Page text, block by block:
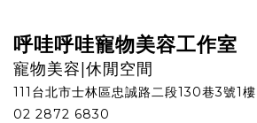
呼哇呼哇寵物美容工作室
寵物美容|休閒空間
111台北市士林區忠誠路二段130巷3號1樓
02 2872 6830